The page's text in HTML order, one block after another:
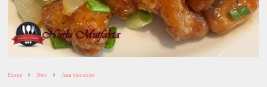
Home New Ana yemekler